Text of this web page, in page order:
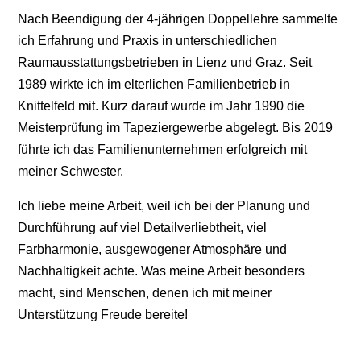
Nach Beendigung der 4-jährigen Doppellehre sammelte
ich Erfahrung und Praxis in unterschiedlichen
Raumausstattungsbetrieben in Lienz und Graz. Seit
1989 wirkte ich im elterlichen Familienbetrieb in
Knittelfeld mit. Kurz darauf wurde im Jahr 1990 die
Meisterprüfung im Tapeziergewerbe abgelegt. Bis 2019
führte ich das Familienunternehmen erfolgreich mit
meiner Schwester.
Ich liebe meine Arbeit, weil ich bei der Planung und
Durchführung auf viel Detailverliebtheit, viel
Farbharmonie, ausgewogener Atmosphäre und
Nachhaltigkeit achte. Was meine Arbeit besonders
macht, sind Menschen, denen ich mit meiner
Unterstützung Freude bereite!